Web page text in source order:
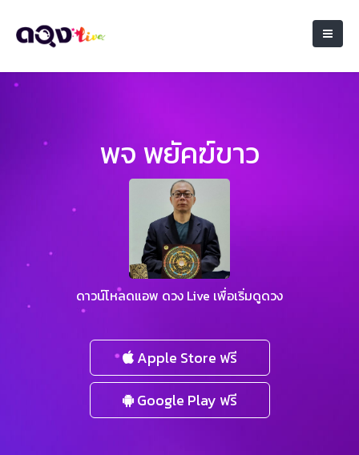
พจ พยัคฆ์ขาว
ดาวน์โหลดแอพ ดวง Live เพื่อเริ่มดูดวง
Apple Store ฟรี
Google Play ฟรี